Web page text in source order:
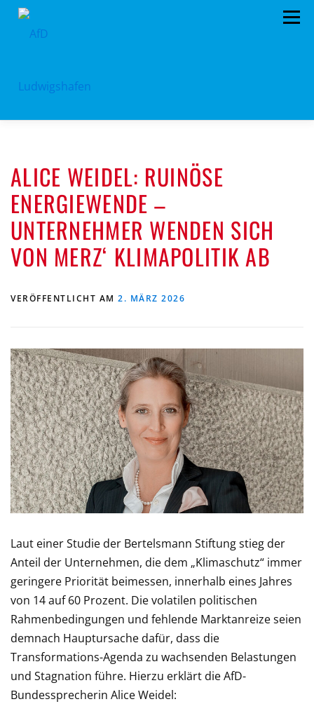
Zum
Menü
PROGRAMM KONTAKT SPENDEN
ALICE WEIDEL: RUINÖSE
ENERGIEWENDE –
UNTERNEHMER WENDEN SICH
VON MERZ‘ KLIMAPOLITIK AB
VERÖFFENTLICHT AM 2. MÄRZ 2026
Laut einer Studie der Bertelsmann Stiftung stieg der
Anteil der Unternehmen, die dem „Klimaschutz“ immer
geringere Priorität beimessen, innerhalb eines Jahres
von 14 auf 60 Prozent. Die volatilen politischen
Rahmenbedingungen und fehlende Marktanreize seien
demnach Hauptursache dafür, dass die
Transformations-Agenda zu wachsenden Belastungen
und Stagnation führe. Hierzu erklärt die AfD-
Bundessprecherin Alice Weidel: